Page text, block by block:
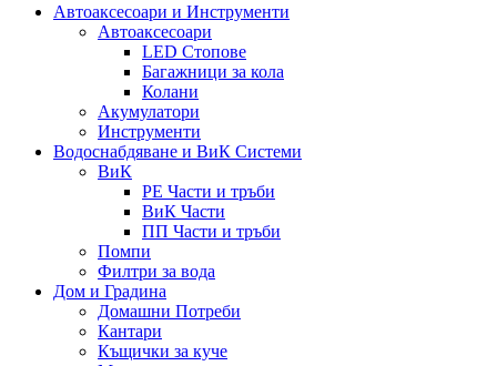
Автоаксесоари и Инструменти
Автоаксесоари
LED Стопове
Багажници за кола
Колани
Акумулатори
Инструменти
Водоснабдяване и ВиК Системи
ВиК
PE Части и тръби
ВиК Части
ПП Части и тръби
Помпи
Филтри за вода
Дом и Градина
Домашни Потреби
Кантари
Къщички за куче